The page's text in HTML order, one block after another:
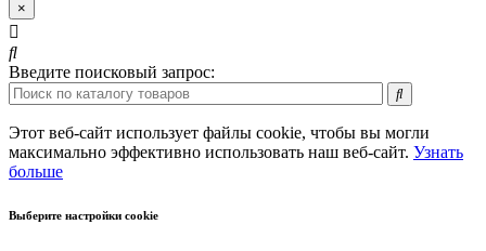
×
Введите поисковый запрос:
Этот веб-сайт использует файлы cookie, чтобы вы могли
максимально эффективно использовать наш веб-сайт. Узнать
больше
Выберите настройки cookie